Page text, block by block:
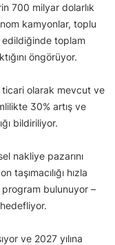
700 milyar dolarlık
kamyonlar, toplu
edildiğinde toplam
öngörüyor.
ticari olarak mevcut ve
30% artış ve
bildiriliyor.
nakliye pazarını
taşımacılığı hızla
bulunuyor –
ve 2027 yılına